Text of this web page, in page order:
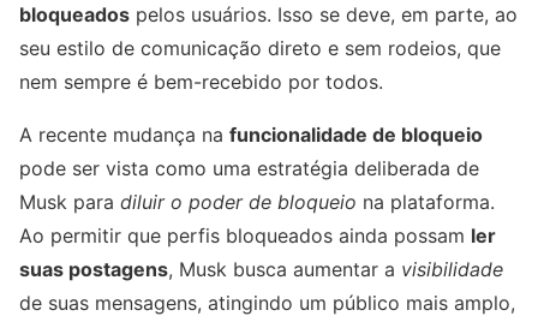
bloqueados pelos usuários. Isso se deve, em parte, ao
seu estilo de comunicação direto e sem rodeios, que
nem sempre é bem-recebido por todos.
A recente mudança na funcionalidade de bloqueio
pode ser vista como uma estratégia deliberada de
Musk para diluir o poder de bloqueio na plataforma.
Ao permitir que perfis bloqueados ainda possam ler
suas postagens, Musk busca aumentar a visibilidade
de suas mensagens, atingindo um público mais amplo,